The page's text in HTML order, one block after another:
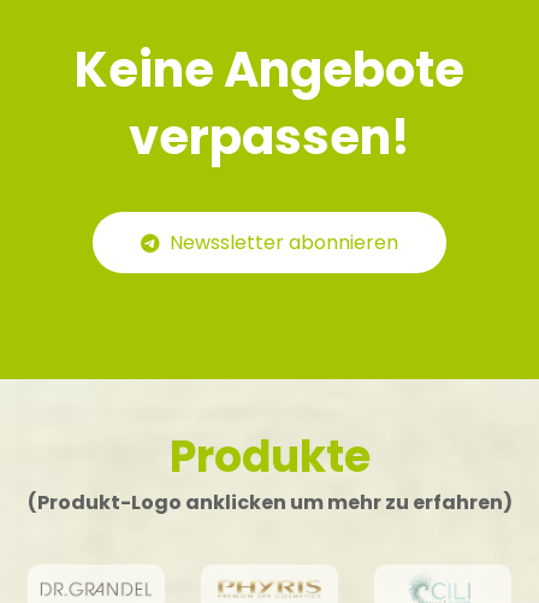
Keine Angebote
verpassen!
Newssletter abonnieren
Produkte
(Produkt-Logo anklicken um mehr zu erfahren)